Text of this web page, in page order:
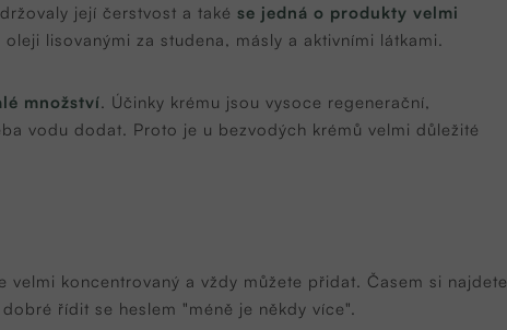
její čerstvost a také se jedná o produkty velmi
lisovanými za studena, másly a aktivními látkami.
množství. Účinky krému jsou vysoce regenerační,
vodu dodat. Proto je u bezvodých krémů velmi důležité
velmi koncentrovaný a vždy můžete přidat. Časem si najdete
řídit se heslem "méně je někdy více".